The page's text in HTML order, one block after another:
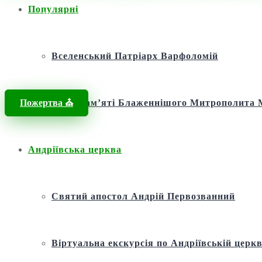
Популярні
Вселенський Патріарх Варфоломій
Фонд пам’яті Блаженнішого
Андріївська церква
Святий апостол Андрій Первозванний
Віртуальна екскурсія по Андріївській
Пожертва ⛪️
Головна / Новини /